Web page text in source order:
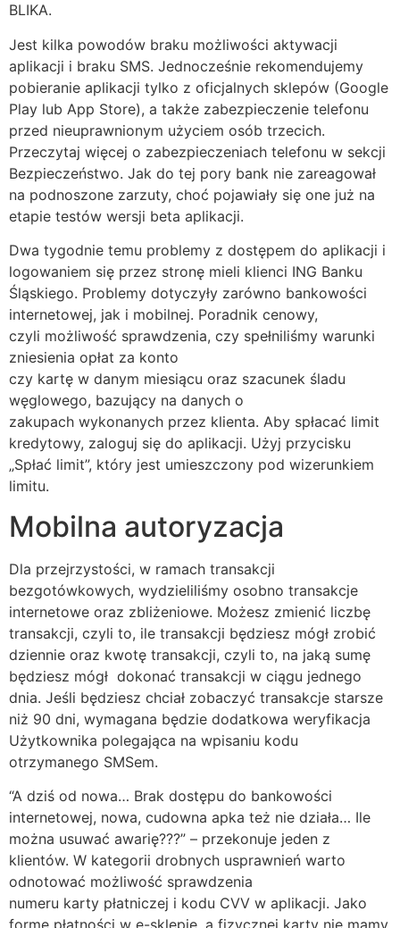
BLIKA.
Jest kilka powodów braku możliwości aktywacji
aplikacji i braku SMS. Jednocześnie rekomendujemy
pobieranie aplikacji tylko z oficjalnych sklepów (Google
Play lub App Store), a także zabezpieczenie telefonu
przed nieuprawnionym użyciem osób trzecich.
Przeczytaj więcej o zabezpieczeniach telefonu w sekcji
Bezpieczeństwo. Jak do tej pory bank nie zareagował
na podnoszone zarzuty, choć pojawiały się one już na
etapie testów wersji beta aplikacji.
Dwa tygodnie temu problemy z dostępem do aplikacji i
logowaniem się przez stronę mieli klienci ING Banku
Śląskiego. Problemy dotyczyły zarówno bankowości
internetowej, jak i mobilnej. Poradnik cenowy,
czyli możliwość sprawdzenia, czy spełniliśmy warunki
zniesienia opłat za konto
czy kartę w danym miesiącu oraz szacunek śladu
węglowego, bazujący na danych o
zakupach wykonanych przez klienta. Aby spłacać limit
kredytowy, zaloguj się do aplikacji. Użyj przycisku
„Spłać limit”, który jest umieszczony pod wizerunkiem
limitu.
Mobilna autoryzacja
Dla przejrzystości, w ramach transakcji
bezgotówkowych, wydzieliliśmy osobno transakcje
internetowe oraz zbliżeniowe. Możesz zmienić liczbę
transakcji, czyli to, ile transakcji będziesz mógł zrobić
dziennie oraz kwotę transakcji, czyli to, na jaką sumę
będziesz mógł dokonać transakcji w ciągu jednego
dnia. Jeśli będziesz chciał zobaczyć transakcje starsze
niż 90 dni, wymagana będzie dodatkowa weryfikacja
Użytkownika polegająca na wpisaniu kodu
otrzymanego SMSem.
“A dziś od nowa… Brak dostępu do bankowości
internetowej, nowa, cudowna apka też nie działa… Ile
można usuwać awarię???” – przekonuje jeden z
klientów. W kategorii drobnych usprawnień warto
odnotować możliwość sprawdzenia
numeru karty płatniczej i kodu CVV w aplikacji. Jako
formę płatności w e-sklepie, a fizycznej karty nie mamy